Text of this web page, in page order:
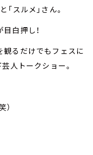
「スルメ」さん。
白押し！
観るだけでもフェスに
人トークショー。
）